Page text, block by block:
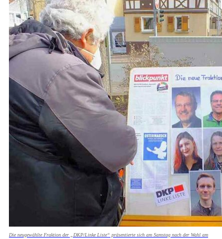
Die neugewählte Fraktion der „DKP/Linke Liste“ präsentierte sich am Samstag nach der Wahl am